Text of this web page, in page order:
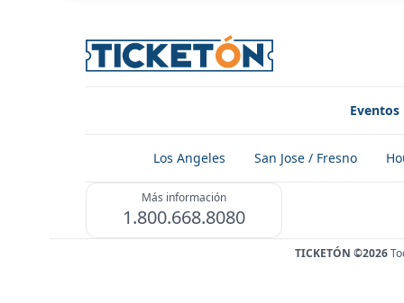
Eventos
Los Angeles San Jose / Fresno
Más información
1.800.668.8080
TICKETÓN ©2026